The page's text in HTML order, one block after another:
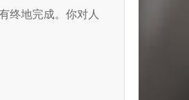
终地完成。你对人